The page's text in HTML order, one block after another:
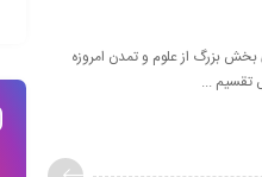
بخش بزرگ از علوم و تمدن امروزه
تقسیم ...